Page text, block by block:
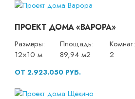
ПРОЕКТ ДОМА «ВАРОРА»
Размеры:
12×10 м
Площадь:
89,94 м2
Комнат:
2
ОТ 2.923.050 РУБ.